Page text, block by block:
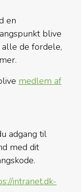
en
blive
de fordele,
medlem af
adgang til
med dit
intranet.dk-